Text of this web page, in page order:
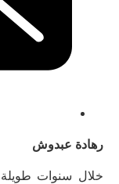
رهادة عبدوش
خلال سنوات